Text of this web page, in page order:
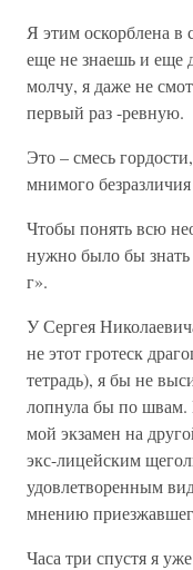
Я этим оскорблена в
еще не знаешь и еще
молчу, я даже не
первый раз -ревную.
Это – смесь
мнимого
Чтобы понять всю
нужно было бы знать
г».
У Сергея
не этот гротеск
тетрадь), я бы не
лопнула бы по
мой экзамен на
экс-лицейским
удовлетворенным
мнению
Часа три спустя я